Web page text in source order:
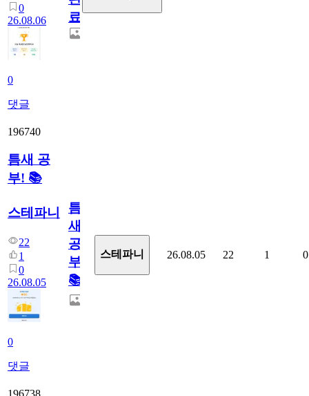
0
26.08.06
0
댓글
료
196740
틈새 공
부! 📚
스테파니
22
1
0
26.08.05
0
댓글
틈
새
공
부!
📚
스테파니 26.08.05 22 1 0
196738